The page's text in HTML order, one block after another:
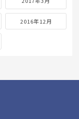
2016年12月